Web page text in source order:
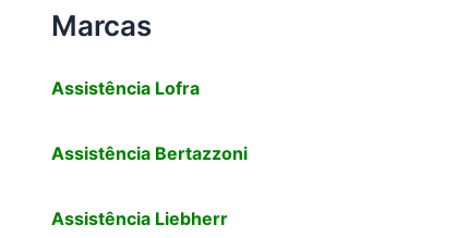
Marcas
Assistência Lofra
Assistência Bertazzoni
Assistência Liebherr